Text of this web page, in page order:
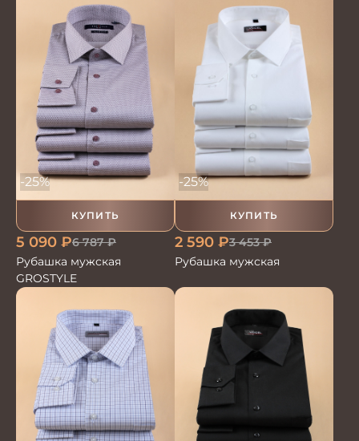
КУПИТЬ
-25%
5 090 ₽6 787₽
Рубашка мужская
GROSTYLE
КУПИТЬ
-25%
2 590 ₽3 453₽
Рубашка мужская